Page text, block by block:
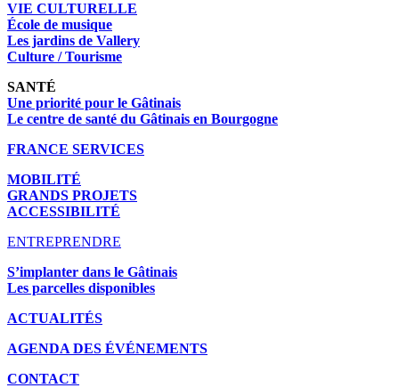
VIE CULTURELLE
École de musique
Les jardins de Vallery
Culture / Tourisme
SANTÉ
Une priorité pour le Gâtinais
Le centre de santé du Gâtinais en Bourgogne
FRANCE SERVICES
MOBILITÉ
GRANDS PROJETS
ACCESSIBILITÉ
ENTREPRENDRE
S’implanter dans le Gâtinais
Les parcelles disponibles
ACTUALITÉS
AGENDA DES ÉVÉNEMENTS
CONTACT